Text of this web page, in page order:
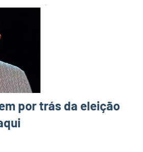
por trás da eleição